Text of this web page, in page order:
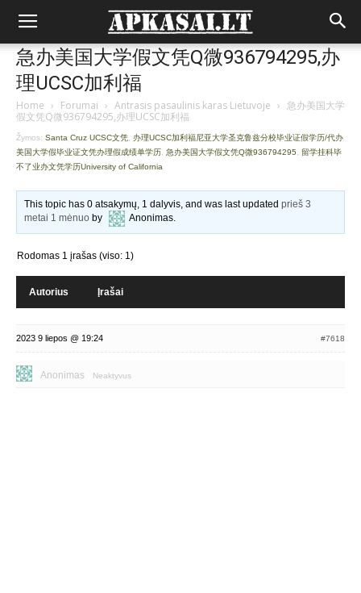
急办美国大学假文凭Q微936794295,办
理UCSC加利福
Home › Forumai › Antrasis pasaulinis karas Lietuvoje › 急办美国大学
假文凭Q微936794295,办理UCSC加利福
Žymos: Santa Cruz UCSC文凭
办理UCSC加利福尼亚大学圣克鲁兹分校毕业证假学历/代办
美国大学假毕业证文凭办理假成绩单学历 急办美国大学假文凭Q微936794295
留学挂科毕
不了业办文凭学历University of California
This topic has 0 atsakymų, 1 dalyvis, and was last updatedprieš 3
metai 1 mėnuo by Anonimas.
Rodomas 1 įrašas (viso: 1)
Autorius Įrašai
2023 9 liepos @ 19:24 #7618
Anonimas Neaktyvus